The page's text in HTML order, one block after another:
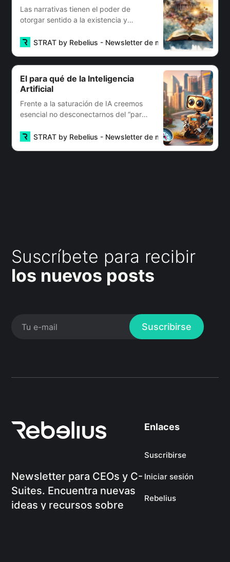
Las narrativas tienen el poder de
otorgar sentido a la existencia y
STRAT by Rebelius - Newsletter de management
El para qué de la Inteligencia
Artificial
Frente a la saturación de IA creemos
esencial no desconectarnos del “para
STRAT by Rebelius - Newsletter de management
Suscríbete para recibir
los nuevos posts
Suscribirse
Newsletter para CEOs y C-
Suites. Encuentra nuevas
ideas y recursos sobre
Enlaces
Suscribirse
Iniciar sesión
Rebelius